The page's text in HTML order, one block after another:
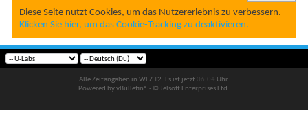
Diese Seite nutzt Cookies, um das Nutzererlebnis zu verbessern.
Klicken Sie hier, um das Cookie-Tracking zu deaktivieren.
Alle Zeitangaben in WEZ +2. Es ist jetzt 06:04
Uhr.
Powered by vBulletin® - © Jelsoft Enterprises Ltd.